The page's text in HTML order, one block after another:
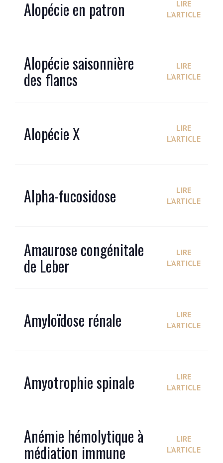
Alopécie en patron
LIRE
L'ARTICLE
Alopécie saisonnière
des flancs
LIRE
L'ARTICLE
Alopécie X
LIRE
L'ARTICLE
Alpha-fucosidose
LIRE
L'ARTICLE
Amaurose congénitale
de Leber
LIRE
L'ARTICLE
Amyloïdose rénale
LIRE
L'ARTICLE
Amyotrophie spinale
LIRE
L'ARTICLE
Anémie hémolytique à
médiation immune
LIRE
L'ARTICLE